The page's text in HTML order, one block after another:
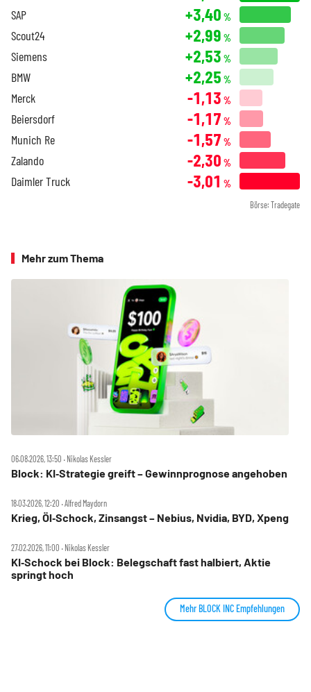
SAP +3,40 %
Scout24 +2,99 %
Siemens +2,53 %
BMW +2,25 %
Merck -1,13 %
Beiersdorf -1,17 %
Munich Re -1,57 %
Zalando -2,30 %
Daimler Truck -3,01 %
Börse: Tradegate
Mehr zum Thema
06.08.2026, 13:50 ‧ Nikolas Kessler
Block: KI‑Strategie greift – Gewinnprognose angehoben
18.03.2026, 12:20 ‧ Alfred Maydorn
Krieg, Öl‑Schock, Zinsangst – Nebius, Nvidia, BYD, Xpeng
27.02.2026, 11:00 ‧ Nikolas Kessler
KI‑Schock bei Block: Belegschaft fast halbiert, Aktie
springt hoch
Mehr BLOCK INC Empfehlungen